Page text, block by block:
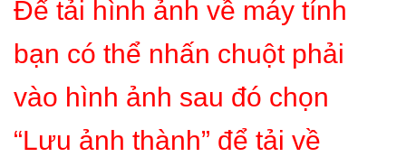
Để tải hình ảnh về máy tính
bạn có thể nhấn chuột phải
vào hình ảnh sau đó chọn
“Lưu ảnh thành” để tải về